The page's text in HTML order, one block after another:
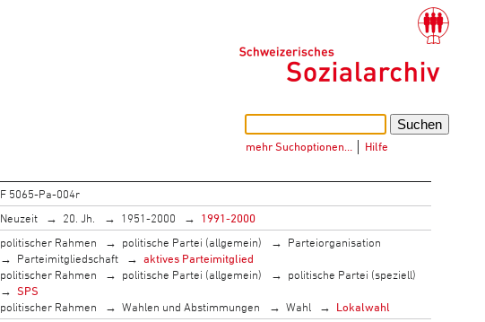
mehr Suchoptionen… Hilfe
F 5065-Pa-004r
Neuzeit 20. Jh. 1951-2000
1991-2000
politischer Rahmen politische Partei (allgemein)
Parteiorganisation
Parteimitgliedschaft
aktives Parteimitglied
politischer Rahmen
politische Partei (allgemein)
politische Partei (speziell)
SPS
politischer Rahmen
Wahlen und Abstimmungen Wahl
Lokalwahl